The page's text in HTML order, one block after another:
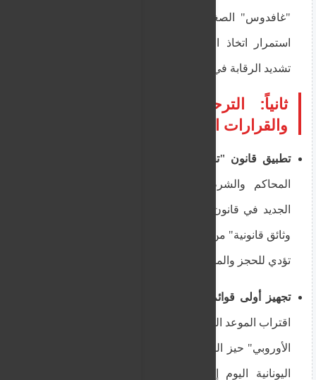
"غافدوس" الصغيرة (أقصى جنوب اليونان) بسبب
استمرار اتخاذ المهاجرين للمسار الليبي هرباً من
تشديد الرقابة في بحر إيجة الشرقي.
ثانياً: الترحيل، إعادة المهاجرين،
والقرارات الإدارية
تطبيق قانون "تجريم الإقامة غير القانونية":
المحاكم والشرطة اليونانية تطبيقاً صارماً للبند
الجديد في قانون الهجرة، الذي يحول "الإقامة دون
وثائق قانونية" من مخالفة إدارية إلى قضية جنائية قد
تؤدي للحجز والمحاكمة السريعة قبل الترحيل.
تجهيز أولى قوائم الترحيل بموجب ميثاق يونيو:
اقتراب الموعد النهائي لدخول "ميثاق الهجرة واللجوء
اليونانية اليوم إعداد قوائم المهاجرين المرفوضة